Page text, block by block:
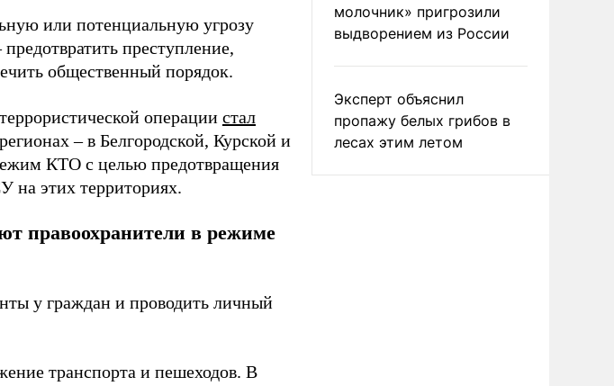
или потенциальную угрозу
преступление,
общественный порядок.
операции стал
– в Белгородской, Курской и
КТО с целью предотвращения
на этих территориях.
правоохранители в режиме
у граждан и проводить личный
транспорта и пешеходов. В
молочник» пригрозили
выдворением из России
Эксперт объяснил
пропажу белых грибов в
лесах этим летом